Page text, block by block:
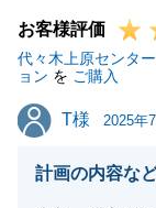
今後ともどう
お客様評価
代々木上原センター
ョン を ご購入
T様
T様 2025年
計画の内容な